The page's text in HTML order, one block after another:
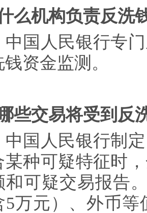
么机构负责反洗
中国人民银行专
钱资金监测。
些交易将受到反
中国人民银行制
某种可疑特征时
和可疑交易报告
5万元）、外币